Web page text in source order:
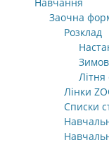
Заочна
Розклад
Лінки
Списки